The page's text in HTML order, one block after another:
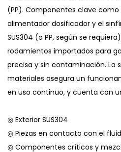
(PP). Componentes clave como
alimentador dosificador y el
SUS304 (o PP, según se
rodamientos importados para
precisa y sin contaminación. La
materiales asegura un
en uso continuo, y cuenta con
◎ Exterior SUS304
◎ Piezas en contacto con el
◎ Componentes críticos y